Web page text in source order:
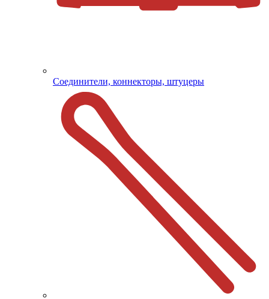
Соединители, коннекторы, штуцеры